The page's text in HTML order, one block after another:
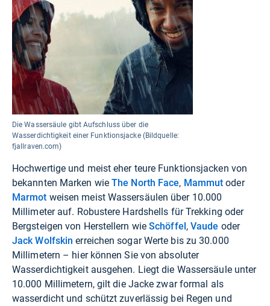
Die Wassersäule gibt Aufschluss über die
Wasserdichtigkeit einer Funktionsjacke (Bildquelle:
fjallraven.com)
Hochwertige und meist eher teure Funktionsjacken von
bekannten Marken wieThe North Face, Mammut oder
Marmot weisen meist Wassersäulen über 10.000
Millimeter auf. Robustere Hardshells für Trekking oder
Bergsteigen von Herstellern wieSchöffel,Vaude oder
Jack Wolfskin erreichen sogar Werte bis zu 30.000
Millimetern – hier können Sie von absoluter
Wasserdichtigkeit ausgehen. Liegt die Wassersäule unter
10.000 Millimetern, gilt die Jacke zwar formal als
wasserdicht und schützt zuverlässig bei Regen und